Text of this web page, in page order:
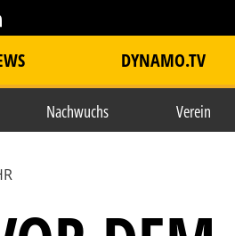
DYNAMO.TV
Nachwuchs Verein